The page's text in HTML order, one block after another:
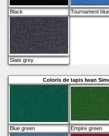
Black Tournament
Slate grey
Coloris de tapis Iwan
Blue green Empire green